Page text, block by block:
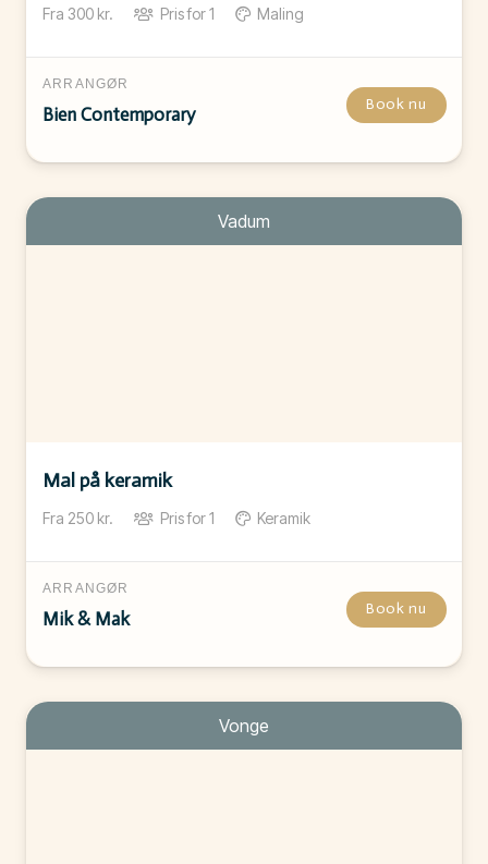
Fra 300 kr. Pris for1 Maling
ARRANGØR
Bien Contemporary Book nu
Vadum
Mal på keramik
Fra 250 kr. Pris for1 Keramik
ARRANGØR
Mik & Mak Book nu
Vonge